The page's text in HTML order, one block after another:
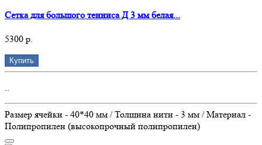
Сетка для большого тенниса Д 3 мм белая...
5300 р.
Купить
..
Размер ячейки - 40*40 мм / Толщина нити - 3 мм / Материал -
Полипропилен (высокопрочный полипропилен)